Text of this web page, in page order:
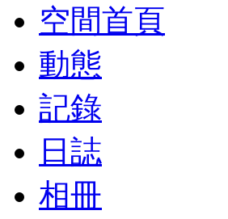
空間首頁
動態
記錄
日誌
相冊